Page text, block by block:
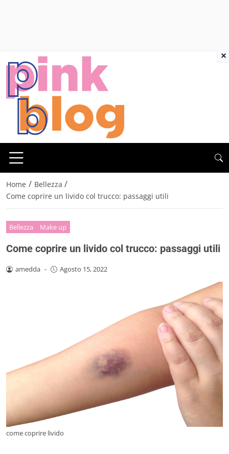
Home / Bellezza /
Come coprire un livido col trucco: passaggi utili
Bellezza Make up
Come coprire un livido col trucco: passaggi utili
amedda - Agosto 15, 2022
come coprire livido
×